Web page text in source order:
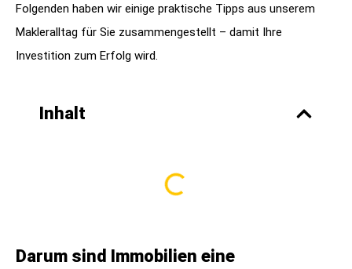
Folgenden haben wir einige praktische Tipps aus unserem
Makleralltag für Sie zusammengestellt – damit Ihre
Investition zum Erfolg wird.
Inhalt
Darum sind Immobilien eine